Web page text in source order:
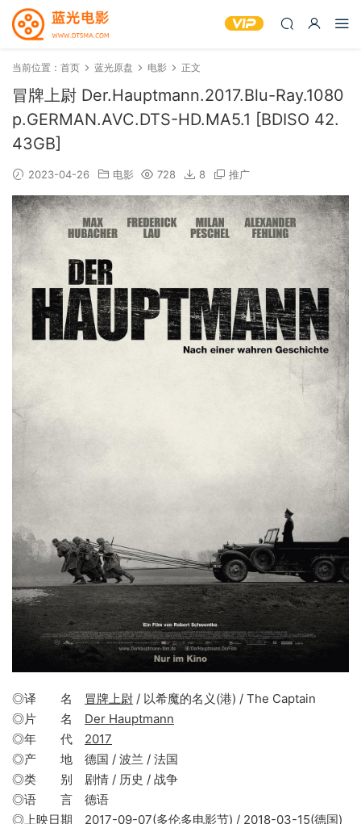
当前位置： 首页 蓝光原盘 电影 正文
冒牌上尉 Der.Hauptmann.2017.Blu-Ray.1080
p.GERMAN.AVC.DTS-HD.MA5.1 [BDISO 42.
43GB]
2023-04-26 电影 728 8 推广
◎译 名 冒牌上尉 / 以希魔的名义(港) / The Captain
◎片 名 Der Hauptmann
◎年 代 2017
◎产 地 德国 / 波兰 / 法国
◎类 别 剧情 / 历史 / 战争
◎语 言 德语
◎上映日期 2017-09-07(多伦多电影节) / 2018-03-15(德国)